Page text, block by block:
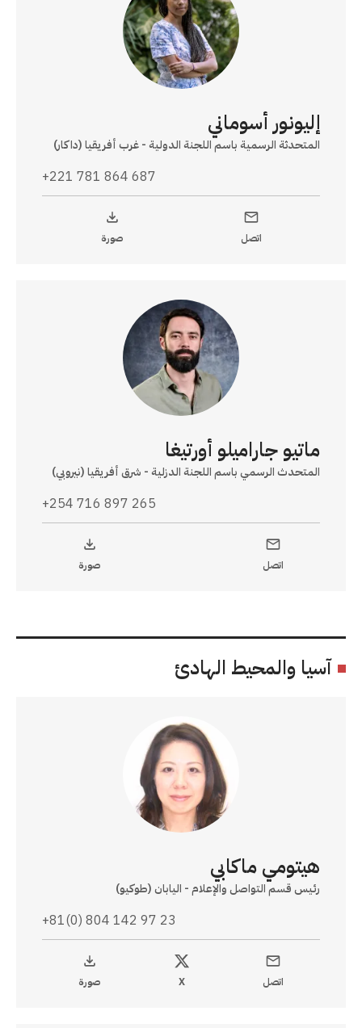
إليونور أسوماني
المتحدثة الرسمية باسم اللجنة الدولية - غرب أفريقيا (داكار)
+221 781 864 687
اتصل صورة
ماتيو جاراميلو أورتيغا
المتحدث الرسمي باسم اللجنة الدزلية - شرق أفريقيا (نيروبي)
+254 716 897 265
اتصل صورة
آسيا والمحيط الهادئ
هيتومي ماكابي
رئيس قسم التواصل والإعلام - اليابان (طوكيو)
+81(0) 804 142 97 23
اتصل X صورة